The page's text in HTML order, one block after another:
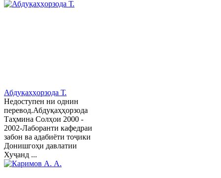
Абдуқаҳҳорзода Т.
Недоступен ни однин
перевод.Абдуқаҳҳорзода
Таҳмина Солҳои 2000 -
2002-Лаборанти кафедраи
забон ва адабиёти тоҷики
Донишгоҳи давлатии
Хуҷанд ...